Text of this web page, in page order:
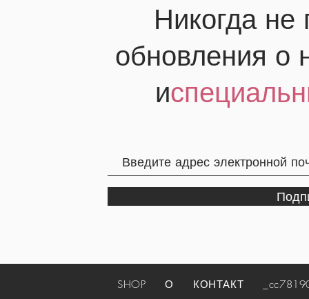
Никогда не
обновления о
и
SHOP О КОНТАКТ